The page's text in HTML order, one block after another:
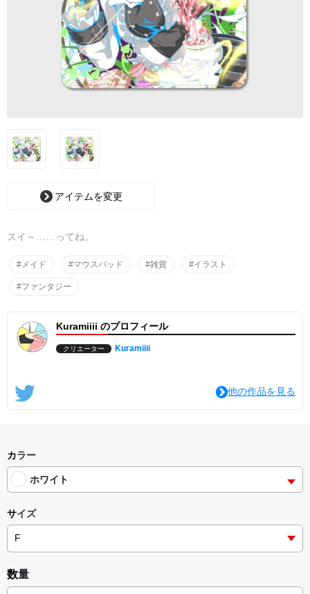
アイテムを変更
スイ～……ってね。
#メイド #マウスパッド #雑貨 #イラスト
#ファンタジー
Kuramiiii のプロフィール
クリエーター Kuramiiii
他の作品を見る
カラー
ホワイト
サイズ
数量